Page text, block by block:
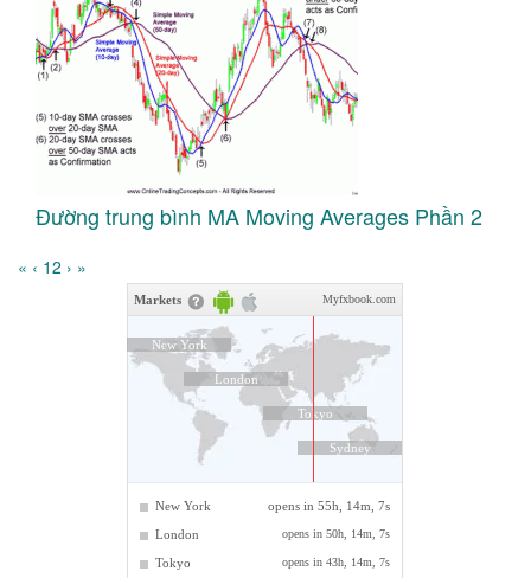
Đường trung bình MA Moving Averages Phần 2
« ‹ 12 › »